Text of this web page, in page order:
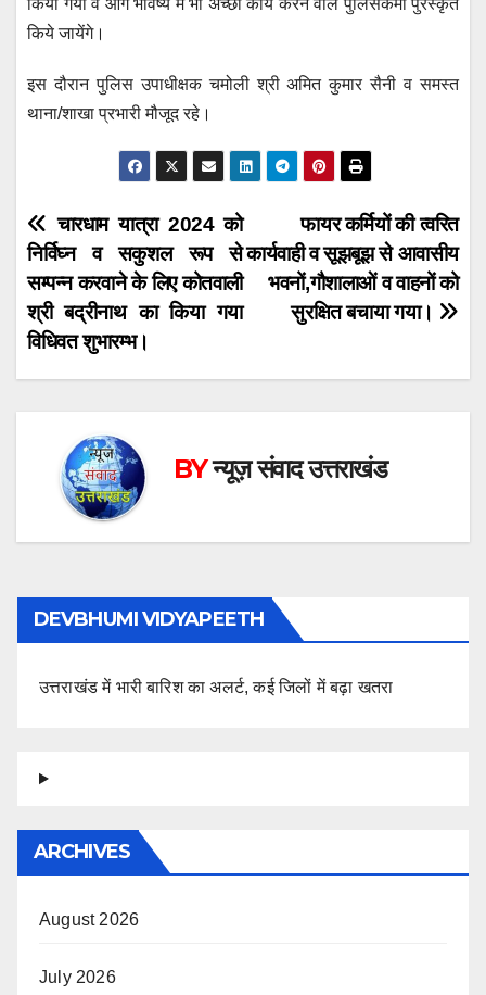
किया गया व आगे भविष्य में भी अच्छा कार्य करने वाले पुलिसकर्मी पुरस्कृत
किये जायेंगे।
इस दौरान पुलिस उपाधीक्षक चमोली श्री अमित कुमार सैनी व समस्त
थाना/शाखा प्रभारी मौजूद रहे।
Post
navigation
फायर कर्मियों की त्वरित
कार्यवाही व सूझबूझ से आवासीय
भवनों,गौशालाओं व वाहनों को
सुरक्षित बचाया गया।
चारधाम यात्रा 2024 को
निर्विघ्न व सकुशल रूप से
सम्पन्न करवाने के लिए कोतवाली
श्री बद्रीनाथ का किया गया
विधिवत शुभारम्भ।
BYन्यूज़ संवाद उत्तराखंड
DEVBHUMI VIDYAPEETH
उत्तराखंड में भारी बारिश का अलर्ट, कई जिलों में बढ़ा खतरा
ARCHIVES
August 2026
July 2026